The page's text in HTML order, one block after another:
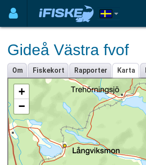
Gideå Västra fvof
Om Fiskekort Rapporter Karta
+
−